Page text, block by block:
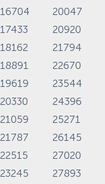
16704 20047
17433 20920
18162 21794
18891 22670
19619 23544
20330 24396
21059 25271
21787 26145
22515 27020
23245 27893